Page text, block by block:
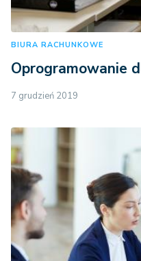
BIURA RACHUNKOWE
Oprogramowanie
7 grudzień 2019